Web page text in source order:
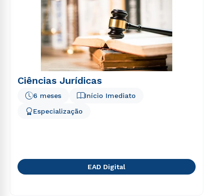
Ciências Jurídicas
Início Imediato
6 meses
Especialização
EAD Digital